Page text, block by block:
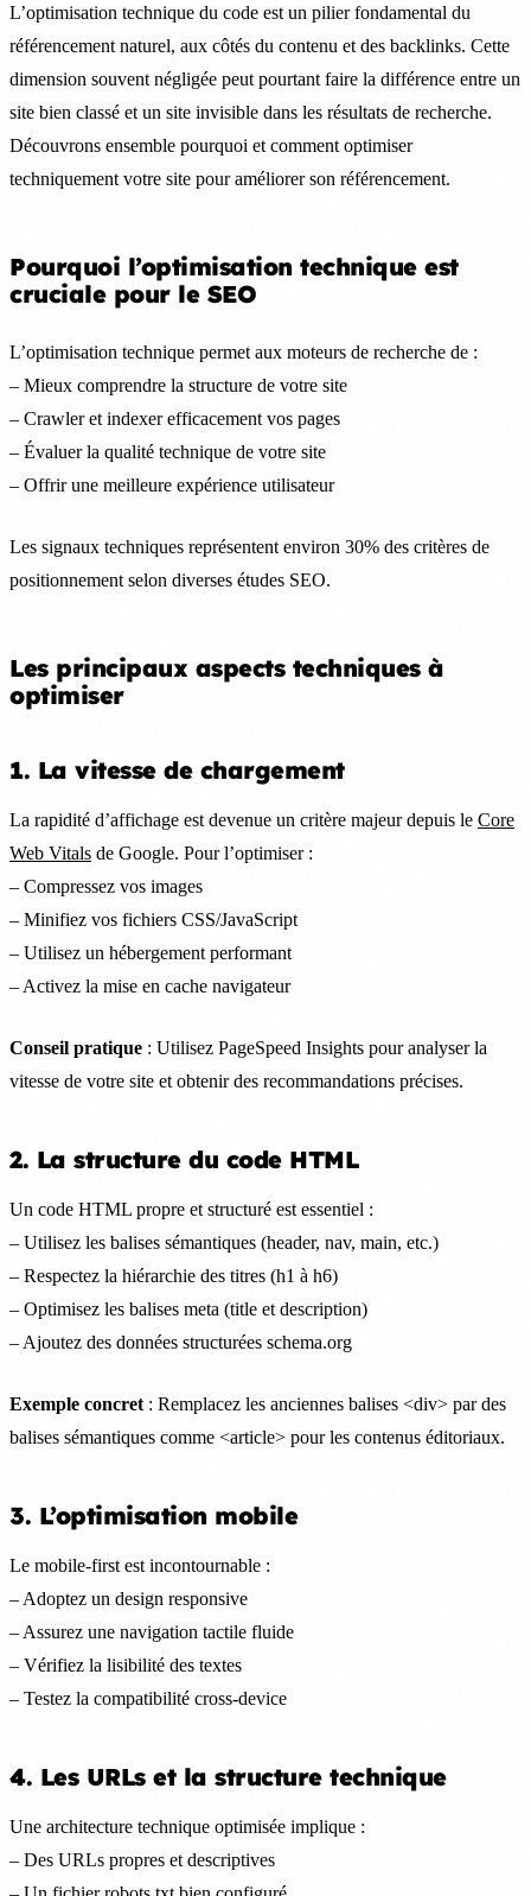
L’optimisation technique du code est un pilier fondamental du
référencement naturel, aux côtés du contenu et des backlinks. Cette
dimension souvent négligée peut pourtant faire la différence entre un
site bien classé et un site invisible dans les résultats de recherche.
Découvrons ensemble pourquoi et comment optimiser
techniquement votre site pour améliorer son référencement.
Pourquoi l’optimisation technique est
cruciale pour le SEO
L’optimisation technique permet aux moteurs de recherche de :
– Mieux comprendre la structure de votre site
– Crawler et indexer efficacement vos pages
– Évaluer la qualité technique de votre site
– Offrir une meilleure expérience utilisateur
Les signaux techniques représentent environ 30% des critères de
positionnement selon diverses études SEO.
Les principaux aspects techniques à
optimiser
1. La vitesse de chargement
La rapidité d’affichage est devenue un critère majeur depuis le Core
Web Vitals de Google. Pour l’optimiser :
– Compressez vos images
– Minifiez vos fichiers CSS/JavaScript
– Utilisez un hébergement performant
– Activez la mise en cache navigateur
Conseil pratique : Utilisez PageSpeed Insights pour analyser la
vitesse de votre site et obtenir des recommandations précises.
2. La structure du code HTML
Un code HTML propre et structuré est essentiel :
– Utilisez les balises sémantiques (header, nav, main, etc.)
– Respectez la hiérarchie des titres (h1 à h6)
– Optimisez les balises meta (title et description)
– Ajoutez des données structurées schema.org
Exemple concret : Remplacez les anciennes balises <div> par des
balises sémantiques comme <article> pour les contenus éditoriaux.
3. L’optimisation mobile
Le mobile-first est incontournable :
– Adoptez un design responsive
– Assurez une navigation tactile fluide
– Vérifiez la lisibilité des textes
– Testez la compatibilité cross-device
4. Les URLs et la structure technique
Une architecture technique optimisée implique :
– Des URLs propres et descriptives